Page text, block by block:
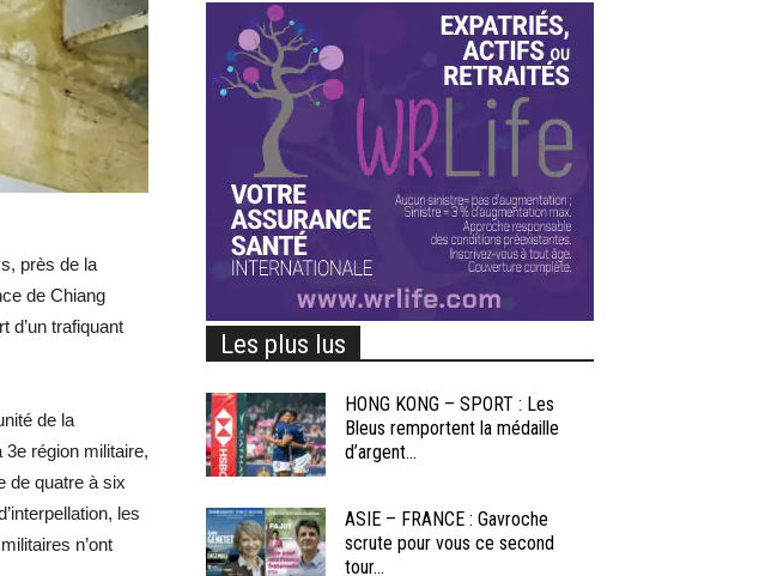
près de la
de Chiang
d’un trafiquant
de la
région militaire,
de quatre à six
les
n’ont
Les plus lus
HONG KONG – SPORT : Les
Bleus remportent la médaille
d’argent...
ASIE – FRANCE : Gavroche
scrute pour vous ce second
tour...